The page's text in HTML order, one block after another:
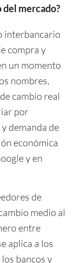
del mercado?
interbancario
compra y
un momento
nombres,
cambio real
por
demanda de
económica
y en
de
medio al
entre
aplica a los
bancos y